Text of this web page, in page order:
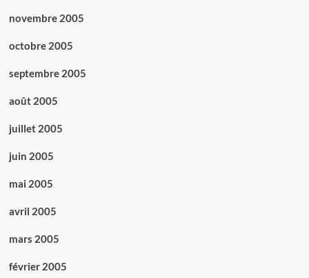
novembre 2005
octobre 2005
septembre 2005
août 2005
juillet 2005
juin 2005
mai 2005
avril 2005
mars 2005
février 2005